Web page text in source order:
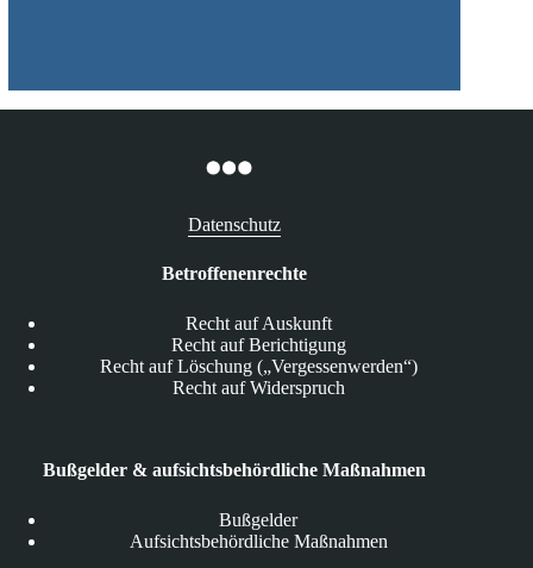
Datenschutz
Betroffenenrechte
Recht auf Auskunft
Recht auf Berichtigung
Recht auf Löschung („Vergessenwerden“)
Recht auf Widerspruch
Bußgelder & aufsichtsbehördliche Maßnahmen
Bußgelder
Aufsichtsbehördliche Maßnahmen